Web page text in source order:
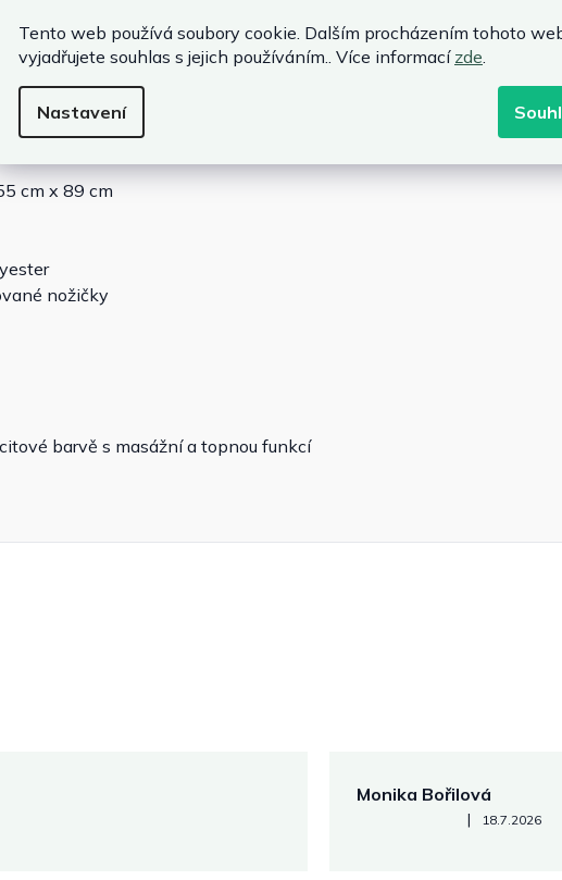
Tento web používá soubory cookie. Dalším procházením tohoto
vyjadřujete souhlas s jejich používáním.. Více informací zde
Nastavení
bedrech, stehnech a lýtkách individuálně volitelné
vlnový, automatický a normální
60 minut
cm x 89 cm
nožičky
barvě s masážní a topnou funkcí
Monika Bořilová
Hodnocení obchodu je 5 z
| 18.7.2026